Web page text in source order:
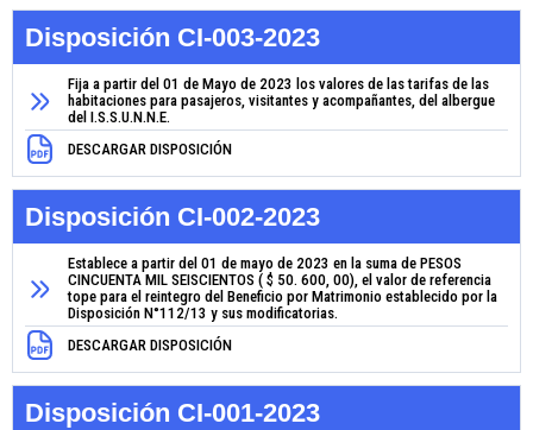
Disposición CI-003-2023
Fija a partir del 01 de Mayo de 2023 los valores de las tarifas de las
habitaciones para pasajeros, visitantes y acompañantes, del albergue
del I.S.S.U.N.N.E.
DESCARGAR DISPOSICIÓN
Disposición CI-002-2023
Establece a partir del 01 de mayo de 2023 en la suma de PESOS
CINCUENTA MIL SEISCIENTOS ( $ 50. 600, 00), el valor de referencia
tope para el reintegro del Beneficio por Matrimonio establecido por la
Disposición N°112/13 y sus modificatorias.
DESCARGAR DISPOSICIÓN
Disposición CI-001-2023